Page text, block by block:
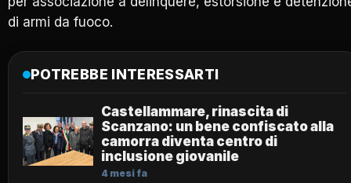
di armi da fuoco.
POTREBBE INTERESSARTI
Castellammare, rinascita di
Scanzano: un bene confiscato alla
camorra diventa centro di
inclusione giovanile
4 mesi fa